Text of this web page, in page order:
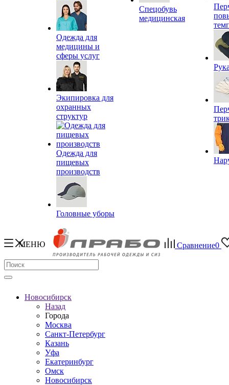
Одежда для
медицины и
сферы услуг
Экипировка для
охранных
структур
Одежда для
пищевых
производств
Головные уборы
Спецобувь
медицинская
МЕНЮ Сравнение0
Новосибирск
Назад
Города
Москва
Санкт-Петербург
Казань
Уфа
Екатеринбург
Омск
Новосибирск